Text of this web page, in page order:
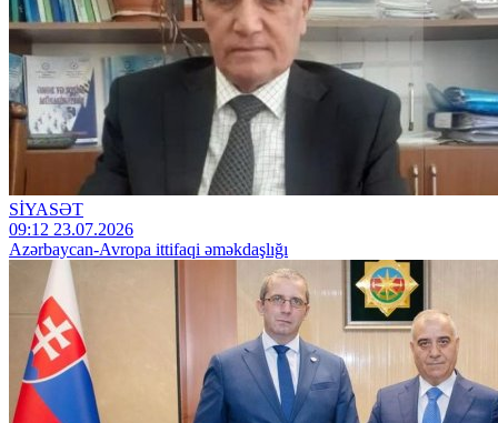
SİYASƏT
09:12 23.07.2026
Azərbaycan-Avropa ittifaqi əməkdaşlığı